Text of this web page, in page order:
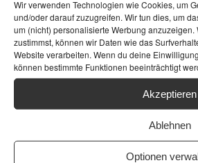
Wir verwenden Technologien wie Cookies, um
und/oder darauf zuzugreifen. Wir tun dies, um
um (nicht) personalisierte Werbung
zustimmst, können wir Daten wie das
Website verarbeiten. Wenn du deine
können bestimmte Funktionen beeinträchtigt
Akzeptieren
Ablehnen
Optionen